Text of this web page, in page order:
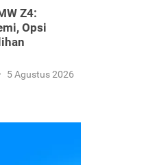
Z4:
Opsi
5 Agustus 2026